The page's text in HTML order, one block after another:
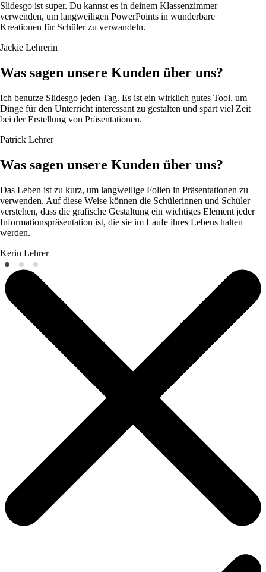
Slidesgo ist super. Du kannst es in deinem Klassenzimmer
verwenden, um langweiligen PowerPoints in wunderbare
Kreationen für Schüler zu verwandeln.
Jackie Lehrerin
Was sagen unsere Kunden über uns?
Ich benutze Slidesgo jeden Tag. Es ist ein wirklich gutes Tool, um
Dinge für den Unterricht interessant zu gestalten und spart viel Zeit
bei der Erstellung von Präsentationen.
Patrick Lehrer
Was sagen unsere Kunden über uns?
Das Leben ist zu kurz, um langweilige Folien in Präsentationen zu
verwenden. Auf diese Weise können die Schülerinnen und Schüler
verstehen, dass die grafische Gestaltung ein wichtiges Element jeder
Informationspräsentation ist, die sie im Laufe ihres Lebens halten
werden.
Kerin Lehrer